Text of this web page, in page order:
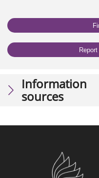
Information
sources